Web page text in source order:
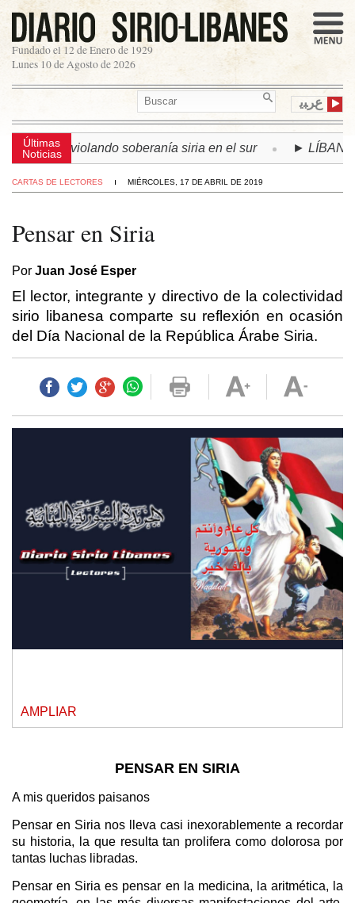
Fundado el 12 de Enero de 1929
Lunes 10 de Agosto de 2026
ﻉﺮﺒﻳ
Últimas
Noticiasviolando soberanía siria en el sur ► LÍBANO |
CARTAS DE LECTORES MIÉRCOLES, 17 DE ABRIL DE 2019
Pensar en Siria
Por Juan José Esper
El lector, integrante y directivo de la colectividad
sirio libanesa comparte su reflexión en ocasión
del Día Nacional de la República Árabe Siria.
AMPLIAR
PENSAR EN SIRIA
A mis queridos paisanos
Pensar en Siria nos lleva casi inexorablemente a recordar
su historia, la que resulta tan prolifera como dolorosa por
tantas luchas libradas.
Pensar en Siria es pensar en la medicina, la aritmética, la